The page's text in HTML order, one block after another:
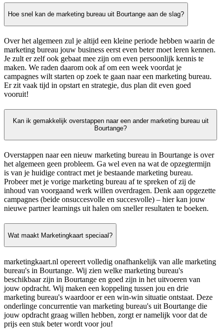
Hoe snel kan de marketing bureau uit Bourtange aan de slag?
Over het algemeen zul je altijd een kleine periode hebben waarin de
marketing bureau jouw business eerst even beter moet leren kennen.
Je zult er zelf ook gebaat mee zijn om even persoonlijk kennis te
maken. We raden daarom ook af om een week voordat je
campagnes wilt starten op zoek te gaan naar een marketing bureau.
Er zit vaak tijd in opstart en strategie, dus plan dit even goed
vooruit!
Kan ik gemakkelijk overstappen naar een ander marketing bureau uit
Bourtange?
Overstappen naar een nieuw marketing bureau in Bourtange is over
het algemeen geen probleem. Ga wel even na wat de opzegtermijn
is van je huidige contract met je bestaande marketing bureau.
Probeer met je vorige marketing bureau af te spreken of zij de
inhoud van voorgaand werk willen overdragen. Denk aan opgezette
campagnes (beide onsuccesvolle en succesvolle) – hier kan jouw
nieuwe partner learnings uit halen om sneller resultaten te boeken.
Wat maakt Marketingkaart speciaal?
marketingkaart.nl opereert volledig onafhankelijk van alle marketing
bureau's in Bourtange. Wij zien welke marketing bureau's
beschikbaar zijn in Bourtange en goed zijn in het uitvoeren van
jouw opdracht. Wij maken een koppeling tussen jou en drie
marketing bureau's waardoor er een win-win situatie ontstaat. Deze
onderlinge concurrentie van marketing bureau's uit Bourtange die
jouw opdracht graag willen hebben, zorgt er namelijk voor dat de
prijs een stuk beter wordt voor jou!